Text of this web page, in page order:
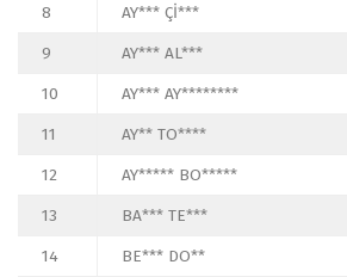
8
AY*** Çİ***
9
AY*** AL***
10
AY*** AY********
11
AY** TO****
12
AY***** BO*****
13
BA*** TE***
14
BE*** DO**